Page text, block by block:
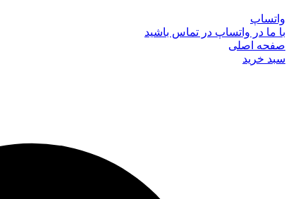
واتساپ
با ما در واتساپ در تماس باشید
صفحه اصلی
سبد خرید